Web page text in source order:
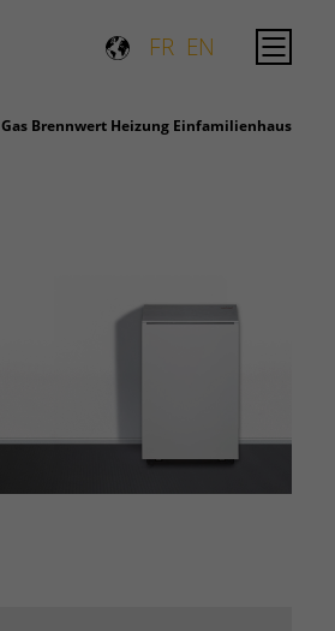
FR EN
Gas Brennwert Heizung Einfamilienhaus